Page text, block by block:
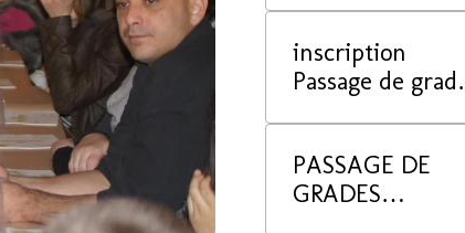
inscription
Passage de
PASSAGE DE
GRADES